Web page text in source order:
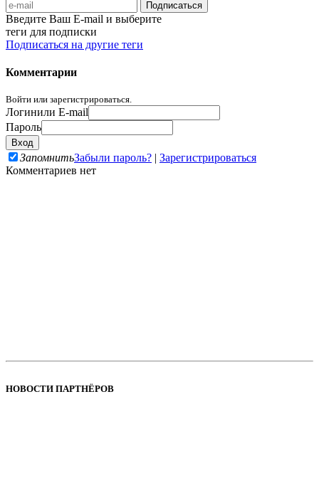
Введите Ваш E-mail и выберите
теги для подписки
Подписаться на другие теги
Комментарии
Войти или зарегистрироваться.
Логинили E-mail
Пароль
ЗапомнитьЗабыли пароль? | Зарегистрироваться
Комментариев нет
НОВОСТИ ПАРТНЁРОВ